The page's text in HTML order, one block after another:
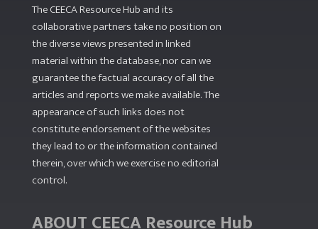
The CEECA Resource Hub and its
collaborative partners take no position on
the diverse views presented in linked
material within the database, nor can we
guarantee the factual accuracy of all the
articles and reports we make available. The
appearance of such links does not
constitute endorsement of the websites
they lead to or the information contained
therein, over which we exercise no editorial
control.
ABOUT CEECA Resource Hub